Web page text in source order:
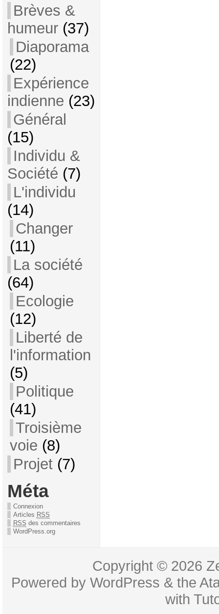
Brèves &
humeur(37)
Diaporama
(22)
Expérience
indienne (23)
Général
(15)
Individu &
Société (7)
L'individu
(14)
Changer
(11)
La société
(64)
Ecologie
(12)
Liberté de
l'information
(5)
Politique
(41)
Troisième
voie (8)
Projet(7)
Méta
Connexion
Articles RSS
RSS des commentaires
WordPress.org
Copyright © 2026
Powered byWordPress & the
with